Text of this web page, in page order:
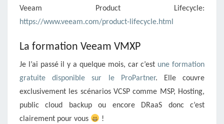
Veeam Product Lifecycle:
https://www.veeam.com/product-lifecycle.html
La formation Veeam VMXP
Je l’ai passé il y a quelque mois, car c’est une formation
gratuite disponible sur le ProPartner. Elle couvre
exclusivement les scénarios VCSP comme MSP, Hosting,
public cloud backup ou encore DRaaS donc c’est
clairement pour vous
!